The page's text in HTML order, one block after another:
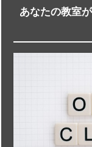
あなたの教室